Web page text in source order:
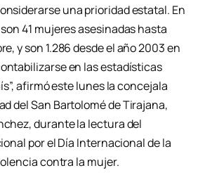
una prioridad estatal. En
41 mujeres asesinadas hasta
y son 1.286 desde el año 2003 en
en las estadísticas
afirmó este lunes la concejala
del San Bartolomé de Tirajana,
durante la lectura del
por el Día Internacional de la
contra la mujer.